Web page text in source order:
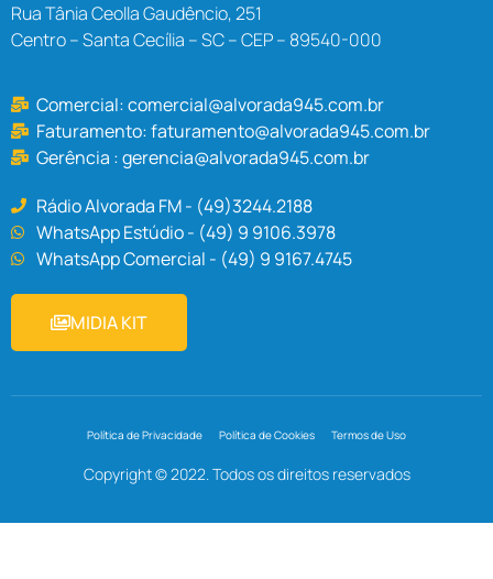
Rua Tânia Ceolla Gaudêncio, 251
Centro – Santa Cecília – SC – CEP – 89540-000
Comercial:comercial@alvorada945.com.br
Faturamento:faturamento@alvorada945.com.br
Gerência :gerencia@alvorada945.com.br
Rádio Alvorada FM - (49)3244.2188
WhatsApp Estúdio - (49) 9 9106.3978
WhatsApp Comercial - (49) 9 9167.4745
MIDIA KIT
Política de Privacidade Política de Cookies Termos de Uso
Copyright © 2022. Todos os direitos reservados